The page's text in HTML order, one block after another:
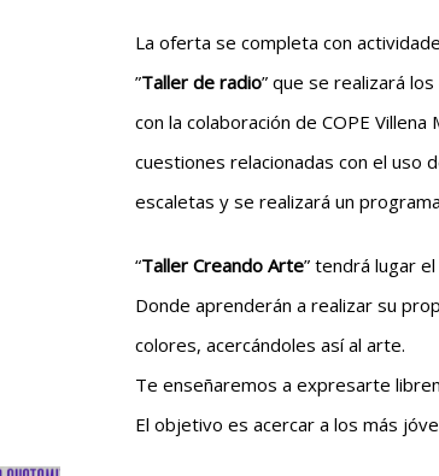
La oferta se completa con
”Taller de radio” que se realizará
con la colaboración de COPE
cuestiones relacionadas con el uso
escaletas y se realizará un
“Taller Creando Arte” tendrá lugar
Donde aprenderán a realizar su
colores, acercándoles así al arte.
Te enseñaremos a expresarte
El objetivo es acercar a los más